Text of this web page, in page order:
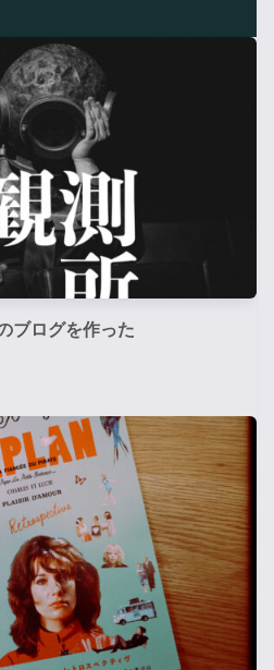
ブログを作った